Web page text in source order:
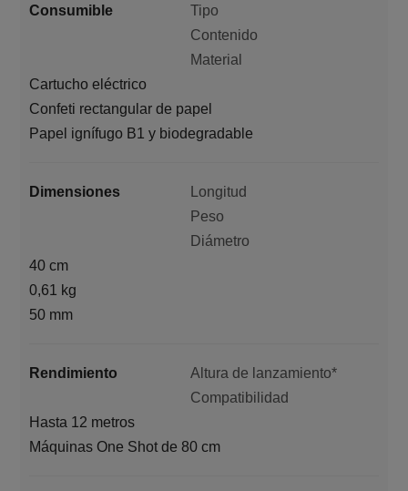
Consumible
Tipo
Contenido
Material
Cartucho eléctrico
Confeti rectangular de papel
Papel ignífugo B1 y biodegradable
Dimensiones
Longitud
Peso
Diámetro
40 cm
0,61 kg
50 mm
Rendimiento
Altura de lanzamiento*
Compatibilidad
Hasta 12 metros
Máquinas One Shot de 80 cm